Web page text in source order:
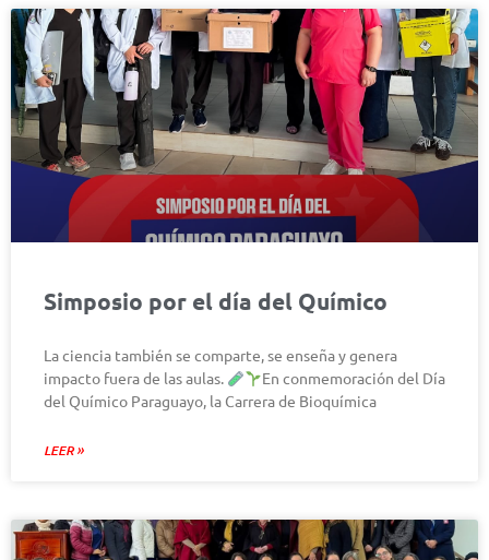
Simposio por el día del Químico
La ciencia también se comparte, se enseña y genera
impacto fuera de las aulas.
En conmemoración del Día
del Químico Paraguayo, la Carrera de Bioquímica
LEER »